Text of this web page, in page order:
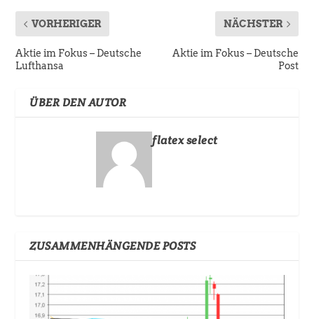
VORHERIGER
Aktie im Fokus – Deutsche
Lufthansa
NÄCHSTER
Aktie im Fokus – Deutsche
Post
ÜBER DEN AUTOR
flatex select
ZUSAMMENHÄNGENDE POSTS